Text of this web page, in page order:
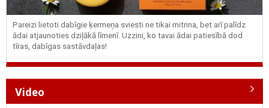
Pareizi lietoti dabīgie ķermeņa sviesti ne tikai mitrina, bet arī palīdz
ādai atjaunoties dziļākā līmenī. Uzzini, ko tavai ādai patiesībā dod
tīras, dabīgas sastāvdaļas!
Video